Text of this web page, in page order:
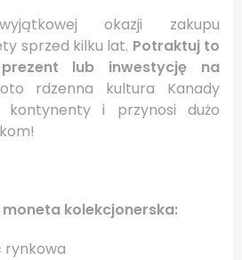
okazji zakupu
sprzed kilku lat. Potraktuj to
lub inwestycję na
rdzenna kultura Kanady
i przynosi dużo
moneta kolekcjonerska:
rynkowa